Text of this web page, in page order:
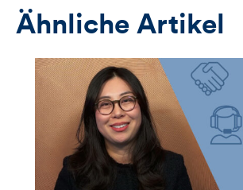
Ähnliche Artikel